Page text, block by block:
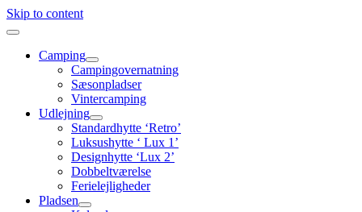
Skip to content
Camping
Campingovernatning
Sæsonpladser
Vintercamping
Udlejning
Standardhytte ‘Retro’
Luksushytte ‘ Lux 1’
Designhytte ‘Lux 2’
Dobbeltværelse
Ferielejligheder
Pladsen